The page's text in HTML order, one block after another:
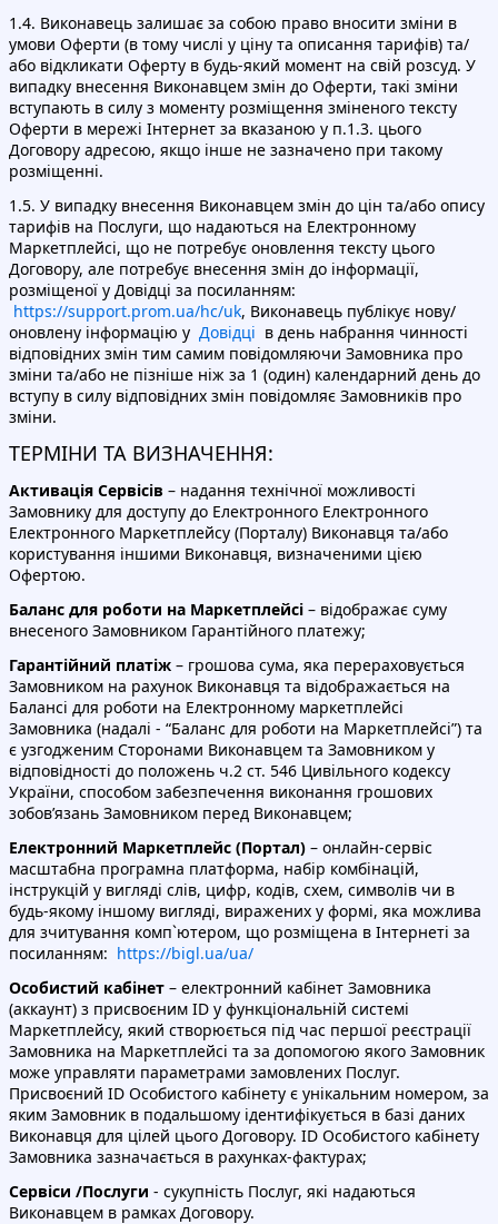
1.4. Виконавець залишає за собою право вносити зміни в
умови Оферти (в тому числі у ціну та описання тарифів) та/
або відкликати Оферту в будь-який момент на свій розсуд. У
випадку внесення Виконавцем змін до Оферти, такі зміни
вступають в силу з моменту розміщення зміненого тексту
Оферти в мережі Інтернет за вказаною у п.1.3. цього
Договору адресою, якщо інше не зазначено при такому
розміщенні.
1.5. У випадку внесення Виконавцем змін до цін та/або опису
тарифів на Послуги, що надаються на Електронному
Маркетплейсі, що не потребує оновлення тексту цього
Договору, але потребує внесення змін до інформації,
розміщеної у Довідці за посиланням:
https://support.prom.ua/hc/uk, Виконавець публікує нову/
оновлену інформацію у Довідці в день набрання чинності
відповідних змін тим самим повідомляючи Замовника про
зміни та/або не пізніше ніж за 1 (один) календарний день до
вступу в силу відповідних змін повідомляє Замовників про
зміни.
ТЕРМІНИ ТА ВИЗНАЧЕННЯ:
Активація Сервісів – надання технічної можливості
Замовнику для доступу до Електронного Електронного
Електронного Маркетплейсу (Порталу) Виконавця та/або
користування іншими Виконавця, визначеними цією
Офертою.
Баланс для роботи на Маркетплейсі – відображає суму
внесеного Замовником Гарантійного платежу;
Гарантійний платіж – грошова сума, яка перераховується
Замовником на рахунок Виконавця та відображається на
Балансі для роботи на Електронному маркетплейсі
Замовника (надалі - “Баланс для роботи на Маркетплейсі”) та
є узгодженим Сторонами Виконавцем та Замовником у
відповідності до положень ч.2 ст. 546 Цивільного кодексу
України, способом забезпечення виконання грошових
зобов’язань Замовником перед Виконавцем;
Електронний Маркетплейс (Портал) – онлайн-сервіс
масштабна програмна платформа, набір комбінацій,
інструкцій у вигляді слів, цифр, кодів, схем, символів чи в
будь-якому іншому вигляді, виражених у формі, яка можлива
для зчитування комп`ютером, що розміщена в Інтернеті за
посиланням: https://bigl.ua/ua/
Особистий кабінет – електронний кабінет Замовника
(аккаунт) з присвоєним ID у функціональній системі
Маркетплейсу, який створюється під час першої реєстрації
Замовника на Маркетплейсі та за допомогою якого Замовник
може управляти параметрами замовлених Послуг.
Присвоєний ID Особистого кабінету є унікальним номером, за
яким Замовник в подальшому ідентифікується в базі даних
Виконавця для цілей цього Договору. ID Особистого кабінету
Замовника зазначається в рахунках-фактурах;
Сервіси /Послуги - сукупність Послуг, які надаються
Виконавцем в рамках Договору.